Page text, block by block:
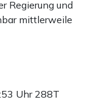
Regierung und
mittlerweile
Uhr 288T